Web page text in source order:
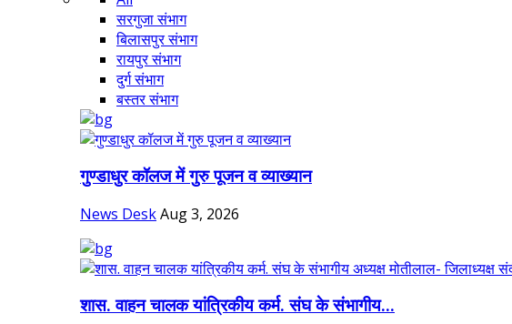
सरगुजा संभाग
बिलासपुर संभाग
रायपुर संभाग
दुर्ग संभाग
बस्तर संभाग
गुण्डाधुर कॉलज में गुरु पूजन व व्याख्यान
News DeskAug 3, 2026
शास. वाहन चालक यांत्रिकीय कर्म. संघ के संभागीय...